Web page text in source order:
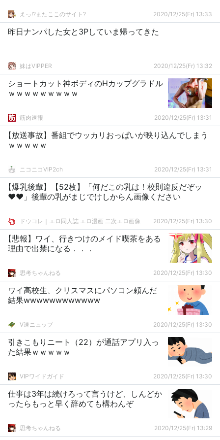
えっ!?またここのサイト? 2020/12/25(Fr) 13:33
昨日ナンパした女と3Pしていま帰ってきた
妹はVIPPER 2020/12/25(Fr) 13:32
ショートカット神ボディのHカップグラドル
ｗｗｗｗｗｗｗｗｗ
筋肉速報 2020/12/25(Fr) 13:31
【放送事故】番組でウッカリおっぱいが映り込んでしまう
ｗｗｗｗｗ
ニコニコVIP2ch 2020/12/25(Fr) 13:31
【爆乳後輩】【52枚】「何だこの乳は！校則違反だぞッ
♥♥」後輩の乳がまじでけしからん画像ください
ドウコレ｜エロ同人誌 エロ漫画 二次エロ画像 2020/12/25(Fr) 13:30
【悲報】ワイ、行きつけのメイド喫茶をある
理由で出禁になる．．．
思考ちゃんねる 2020/12/25(Fr) 13:30
ワイ高校生、クリスマスにパソコン頼んだ
結果wwwwwwwwwwww
V速ニュップ 2020/12/25(Fr) 13:30
引きこもりニート（22）が通話アプリ入っ
た結果ｗｗｗｗｗ
VIPワイドガイド 2020/12/25(Fr) 13:30
仕事は3年は続けろって言うけど、しんどか
ったらもっと早く辞めても構わんぞ
思考ちゃんねる 2020/12/25(Fr) 13:29